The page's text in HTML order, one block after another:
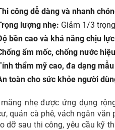
công dễ dàng và nhanh
lượng nhẹ: Giảm 1/3
bền cao và khả năng chịu
ẩm mốc, chống nước
thẩm mỹ cao, đa dạng
toàn cho sức khỏe người
nhẹ được ứng dụng
quán cà phê, vách ngăn
dỡ sau thi công, yêu cầu kỹ